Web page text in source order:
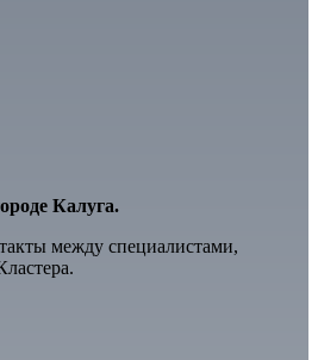
Калуга.
между специалистами,